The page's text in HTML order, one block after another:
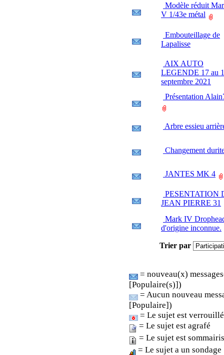
Modèle réduit
V 1/43e métal
Embouteillage de
Lapalisse
AIX AUTO
LEGENDE 17 au
septembre 2021
Présentation
Arbre essieu
Changement
JANTES MK 4
PESENTATION
JEAN PIERRE 31
Mark IV
d'origine inconnue.
Trier par
= nouveau(x)
[Populaire(s)])
= Aucun nouveau
[Populaire])
= Le sujet est verrouillé
= Le sujet est agrafé
= Le sujet est
= Le sujet a un sondage